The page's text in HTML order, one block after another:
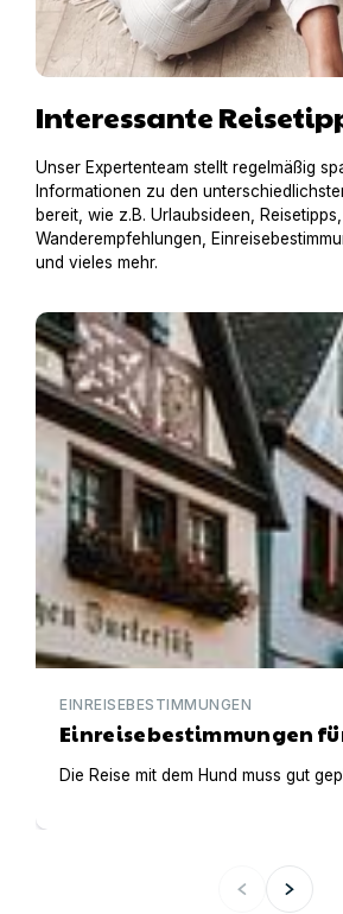
Interessante
Unser Expertenteam stellt regelmäßig
Informationen zu den
bereit, wie z.B. Urlaubsideen, Reisetipps,
Wanderempfehlungen,
und vieles mehr.
Einreisebestimmungen für
EINREISEBESTIMMUNGEN
Einreisebestimmungen
Die Reise mit dem Hund muss gut